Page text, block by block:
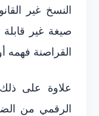
النسخ غير
صيغة غير
القراصنة فهمه
علاوة على
الرقمي من